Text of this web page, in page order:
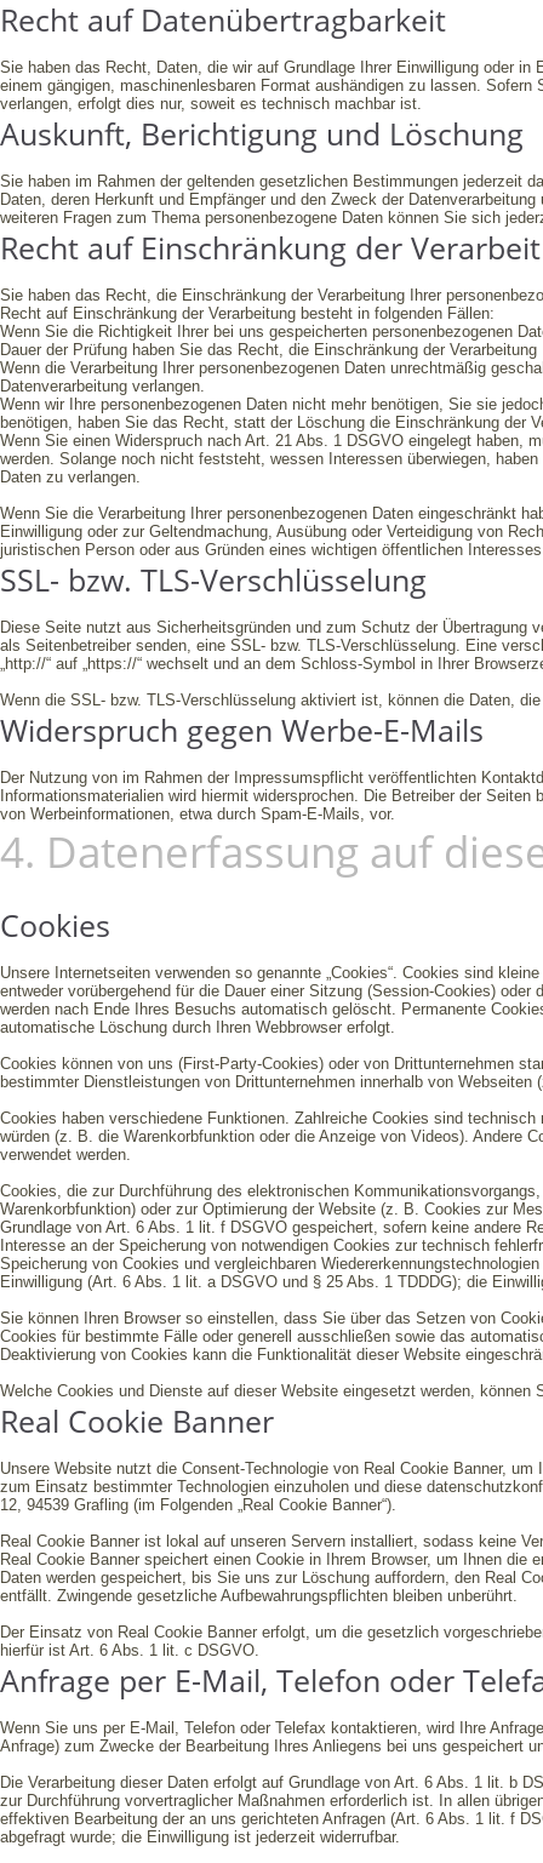
Recht auf Daten­übertrag­barkeit
Sie haben das Recht, Daten, die wir auf Grundlage Ihrer Einwilligung oder
einem gängigen, maschinenlesbaren Format aushändigen zu lassen.
verlangen, erfolgt dies nur, soweit es technisch machbar ist.
Auskunft, Berichtigung und Löschung
Sie haben im Rahmen der geltenden gesetzlichen Bestimmungen jederzeit
Daten, deren Herkunft und Empfänger und den Zweck der
weiteren Fragen zum Thema personenbezogene Daten können Sie sich
Recht auf Einschränkung der
Sie haben das Recht, die Einschränkung der Verarbeitung Ihrer
Recht auf Einschränkung der Verarbeitung besteht in folgenden Fällen:
Wenn Sie die Richtigkeit Ihrer bei uns gespeicherten personenbezogenen
Dauer der Prüfung haben Sie das Recht, die Einschränkung der
Wenn die Verarbeitung Ihrer personenbezogenen Daten unrechtmäßig
Datenverarbeitung verlangen.
Wenn wir Ihre personenbezogenen Daten nicht mehr benötigen, Sie sie
benötigen, haben Sie das Recht, statt der Löschung die Einschränkung der
Wenn Sie einen Widerspruch nach Art. 21 Abs. 1 DSGVO eingelegt haben,
werden. Solange noch nicht feststeht, wessen Interessen überwiegen,
Daten zu verlangen.
Wenn Sie die Verarbeitung Ihrer personenbezogenen Daten eingeschränkt
Einwilligung oder zur Geltendmachung, Ausübung oder Verteidigung von
juristischen Person oder aus Gründen eines wichtigen öffentlichen
SSL- bzw. TLS-Verschlüsselung
Diese Seite nutzt aus Sicherheitsgründen und zum Schutz der
als Seitenbetreiber senden, eine SSL- bzw. TLS-Verschlüsselung. Eine
„http://“ auf „https://“ wechselt und an dem Schloss-Symbol in Ihrer
Wenn die SSL- bzw. TLS-Verschlüsselung aktiviert ist, können die Daten,
Widerspruch gegen Werbe-E-Mails
Der Nutzung von im Rahmen der Impressumspflicht veröffentlichten
Informationsmaterialien wird hiermit widersprochen. Die Betreiber der
von Werbeinformationen, etwa durch Spam-E-Mails, vor.
4. Datenerfassung auf
Cookies
Unsere Internetseiten verwenden so genannte „Cookies“. Cookies sind
entweder vorübergehend für die Dauer einer Sitzung (Session-Cookies)
werden nach Ende Ihres Besuchs automatisch gelöscht. Permanente
automatische Löschung durch Ihren Webbrowser erfolgt.
Cookies können von uns (First-Party-Cookies) oder von Drittunternehmen
bestimmter Dienstleistungen von Drittunternehmen innerhalb von
Cookies haben verschiedene Funktionen. Zahlreiche Cookies sind
würden (z. B. die Warenkorbfunktion oder die Anzeige von Videos). Andere
verwendet werden.
Cookies, die zur Durchführung des elektronischen
Warenkorbfunktion) oder zur Optimierung der Website (z. B. Cookies zur
Grundlage von Art. 6 Abs. 1 lit. f DSGVO gespeichert, sofern keine andere
Interesse an der Speicherung von notwendigen Cookies zur technisch
Speicherung von Cookies und vergleichbaren
Einwilligung (Art. 6 Abs. 1 lit. a DSGVO und § 25 Abs. 1 TDDDG); die
Sie können Ihren Browser so einstellen, dass Sie über das Setzen von
Cookies für bestimmte Fälle oder generell ausschließen sowie das
Deaktivierung von Cookies kann die Funktionalität dieser Website
Welche Cookies und Dienste auf dieser Website eingesetzt werden, können
Real Cookie Banner
Unsere Website nutzt die Consent-Technologie von Real Cookie Banner,
zum Einsatz bestimmter Technologien einzuholen und diese
12, 94539 Grafling (im Folgenden „Real Cookie Banner“).
Real Cookie Banner ist lokal auf unseren Servern installiert, sodass keine
Real Cookie Banner speichert einen Cookie in Ihrem Browser, um Ihnen
Daten werden gespeichert, bis Sie uns zur Löschung auffordern, den Real
entfällt. Zwingende gesetzliche Aufbewahrungspflichten bleiben unberührt.
Der Einsatz von Real Cookie Banner erfolgt, um die gesetzlich
hierfür ist Art. 6 Abs. 1 lit. c DSGVO.
Anfrage per E-Mail, Telefon oder
Wenn Sie uns per E-Mail, Telefon oder Telefax kontaktieren, wird Ihre
Anfrage) zum Zwecke der Bearbeitung Ihres Anliegens bei uns gespeichert
Die Verarbeitung dieser Daten erfolgt auf Grundlage von Art. 6 Abs. 1 lit. b
zur Durchführung vorvertraglicher Maßnahmen erforderlich ist. In allen
effektiven Bearbeitung der an uns gerichteten Anfragen (Art. 6 Abs. 1 lit. f
abgefragt wurde; die Einwilligung ist jederzeit widerrufbar.